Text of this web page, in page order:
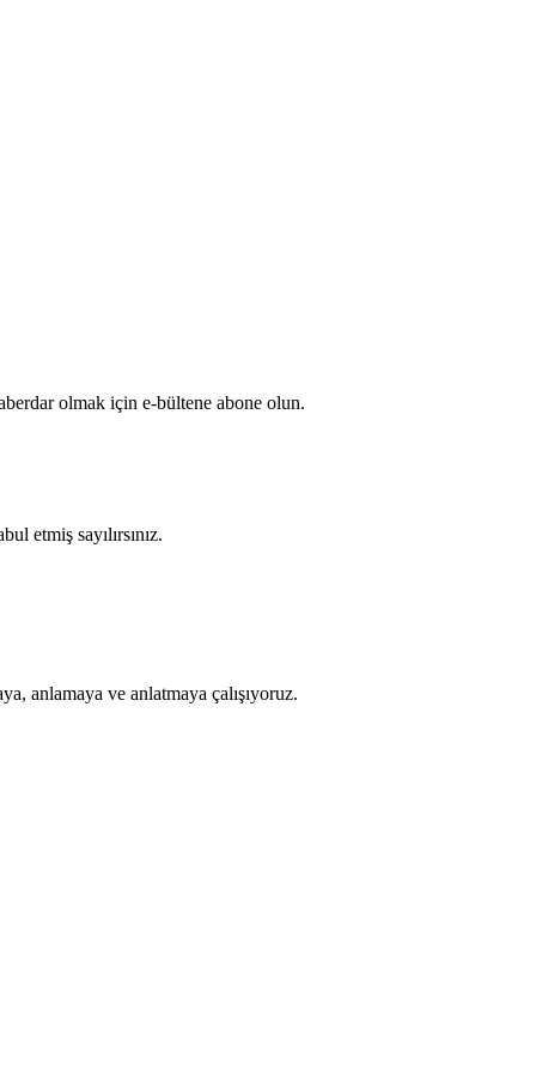
olmak için e-bültene abone olun.
etmiş sayılırsınız.
anlamaya ve anlatmaya çalışıyoruz.